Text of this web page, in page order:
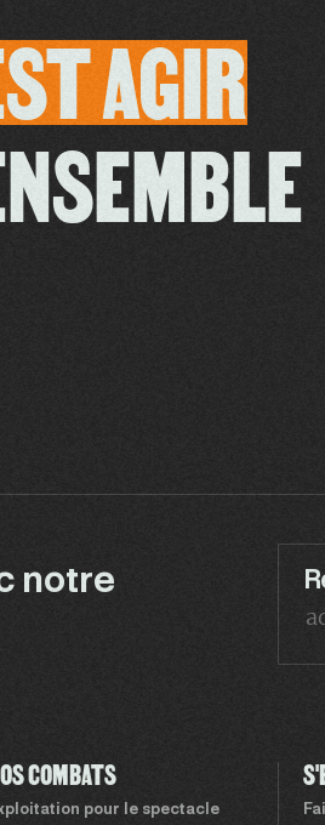
AGIR
notre
COMBATS
pour le spectacle